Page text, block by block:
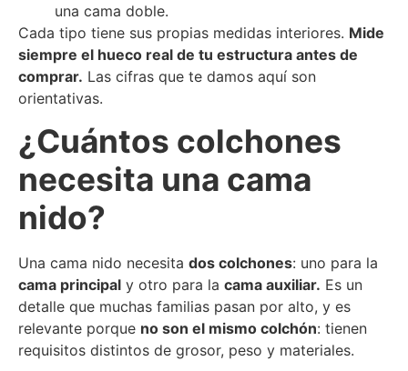
una cama doble.
Cada tipo tiene sus propias medidas interiores. Mide
siempre el hueco real de tu estructura antes de
comprar. Las cifras que te damos aquí son
orientativas.
¿Cuántos colchones
necesita una cama
nido?
Una cama nido necesita dos colchones: uno para la
cama principal y otro para la cama auxiliar. Es un
detalle que muchas familias pasan por alto, y es
relevante porque no son el mismo colchón: tienen
requisitos distintos de grosor, peso y materiales.